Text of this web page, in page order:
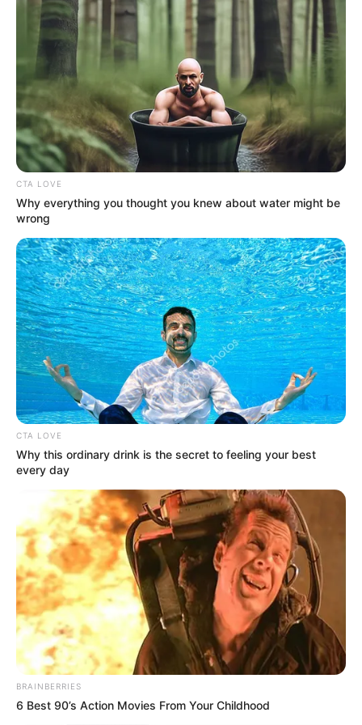
UTILE PAS UTILE ?
QUINTÉ PRIX DE WINDSOR le
Pronostic de la presse PMU du
jour par Bilto, Paris-Turf, GENY,
Tiercé-Magazine…
Aisne Nouvelle : 8 – 12 – 4 – 2 – 1 – 3 – 11 – 7
Bilto : 8 – 3 – 1 – 7 – 11 – 2 – 5 – 9
Dauphiné-Libéré : 8 – 1 – 4 – 12 – 9 – 7 – 3 – 2
Equidia-Live : 1 – 6 – 8 – 7 – 3 – 2 – 4 – 10
Europe1 : 12 – 6 – 8 – 16 – 2 – 3 – 5 – 7
GENY-COURSES : 3 – 1 – 14 – 7 – 2 – 4 – 8 – 9
Gény.com : 1 – 6 – 7 – 3 – 9 – 2 – 4 – 16
Gazette-des-Courses : 4 – 1 – 12 – 7 – 2 – 3 – 8 – 9
Le-Parisien : 7 – 4 – 1 – 3 – 2 – 10 – 8 – 12
Républicain-Lorrain : 6 – 1 – 7 – 3 – 9 – 2 – 4 – 14
Ouest-France : 1 – 8 – 2 – 6 – 16 – 5 – 9 – 3
Paris-Courses.com : 1 – 8 – 10 – 7 – 3 – 2 – 4 – 12
Suite des pronostics de la Presse
PMU
CTA LOVE
Why everything you thought you knew about water might be
wrong
CTA LOVE
Why this ordinary drink is the secret to feeling your best
every day
BRAINBERRIES
6 Best 90’s Action Movies From Your Childhood